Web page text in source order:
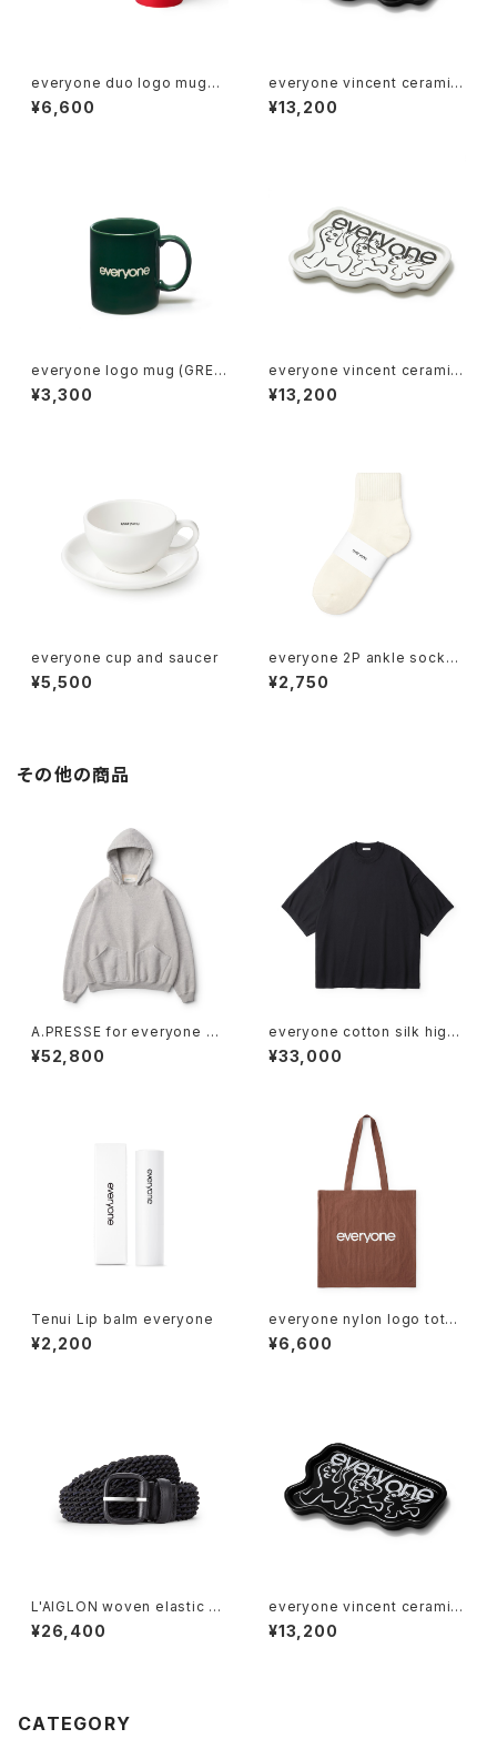
everyone duo logo mugs
(NAVY BLUE / RED)
¥6,600
everyone vincent ceramic
tray (BLACK)
¥13,200
everyone logo mug (GREE
N)
¥3,300
everyone vincent ceramic
tray (WHITE)
¥13,200
everyone cup and saucer
¥5,500
everyone 2P ankle socks
(WHITE)
¥2,750
その他の商品
A.PRESSE for everyone Vin
tage Attached Hood Swea
t Parka (GRAY)
¥52,800
everyone cotton silk high-
gauge knit short sleeve te
e shirt (BLACK)
¥33,000
Tenui Lip balm everyone
¥2,200
everyone nylon logo tote
bag (BROWN)
¥6,600
L'AIGLON woven elastic be
lt (BLACK×NAVY)
¥26,400
everyone vincent ceramic
tray (BLACK)
¥13,200
CATEGORY